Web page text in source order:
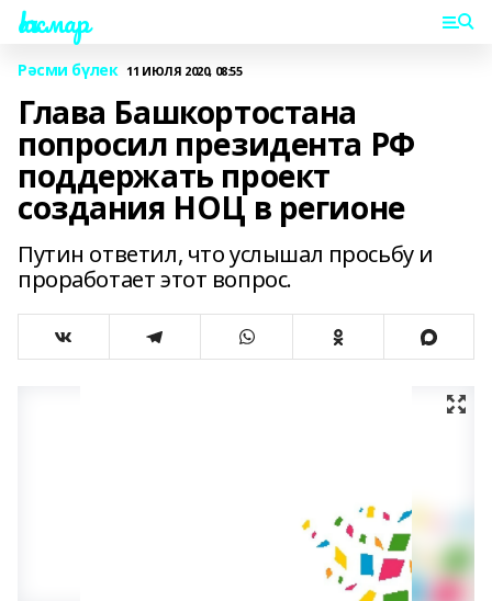
Һаҡмар
Рәсми бүлек 11 ИЮЛЯ 2020, 08:55
Глава Башкортостана
попросил президента РФ
поддержать проект
создания НОЦ в регионе
Путин ответил, что услышал просьбу и
проработает этот вопрос.